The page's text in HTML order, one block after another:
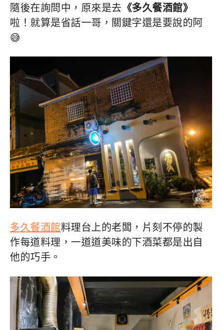
隨後在詢問中，原來是去 《多久餐酒館》
啦！就算是省話一哥，關鍵字還是要說的阿
😅
多久餐酒館料理台上的老闆，片刻不停的製
作每道料理，一道道美味的下酒菜都是出自
他的巧手。